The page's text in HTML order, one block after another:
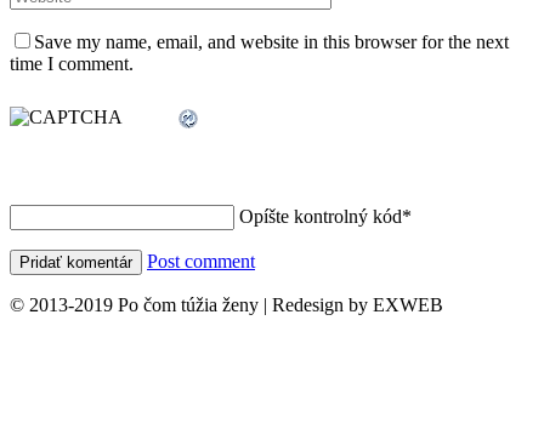
Save my name, email, and website in this browser for the next
time I comment.
Opíšte kontrolný kód*
Post comment
© 2013-2019 Po čom túžia ženy | Redesign by EXWEB